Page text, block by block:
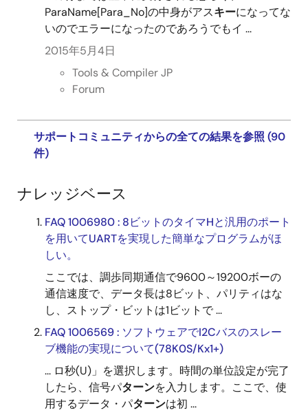
ParaName[Para_No]の中身がアスキーになってな
いのでエラーになったのであろうでもイ ...
2015年5月4日
Tools & Compiler JP
Forum
サポートコミュニティからの全ての結果を参照 (90
件)
ナレッジベース
FAQ 1006980 : 8ビットのタイマHと汎用のポート
を用いてUARTを実現した簡単なプログラムがほ
しい。
ここでは、調歩同期通信で9600～19200ボーの
通信速度で、データ長は8ビット、パリティはな
し、ストップ・ビットは1ビットで ...
FAQ 1006569 : ソフトウェアでI2Cバスのスレー
ブ機能の実現について(78K0S/Kx1+)
... ロ秒(U)」を選択します。時間の単位設定が完了
したら、信号パターンを入力します。ここで、使
用するデータ・パターンは初 ...